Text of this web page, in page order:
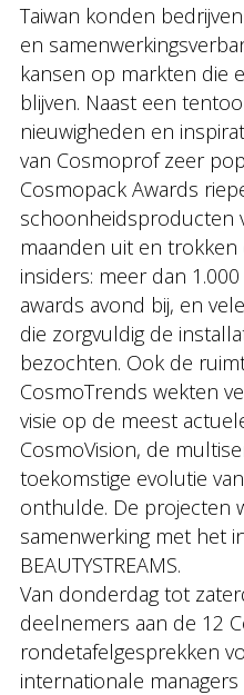
Taiwan konden
en
kansen op markten die
blijven. Naast een
nieuwigheden en
van Cosmoprof zeer
Cosmopack Awards
schoonheidsproducten
maanden uit en trokken
insiders: meer dan
awards avond bij, en
die zorgvuldig de
bezochten. Ook de
CosmoTrends wekten
visie op de meest
CosmoVision, de
toekomstige evolutie
onthulde. De projecten
samenwerking met het
BEAUTYSTREAMS.
Van donderdag tot
deelnemers aan de 12
rondetafelgesprekken
internationale